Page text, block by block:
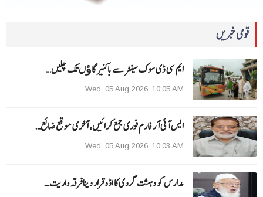
قومی خبریں
ایم سی ڈی سوک سینٹر سے باکنیر گاﺅں تک چلیں…
Wed, 05 Aug 2026, 10:05 AM
ایس آئی آر فارم فوری جمع کرائیں، آخری موقع ضائع…
Wed, 05 Aug 2026, 10:03 AM
مدارس کو دہشت گردی کا اڈہ قرار دینا فرقہ واریت…